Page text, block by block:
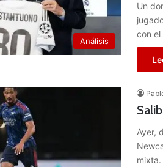
Análisis
Un
con el
Ayer,